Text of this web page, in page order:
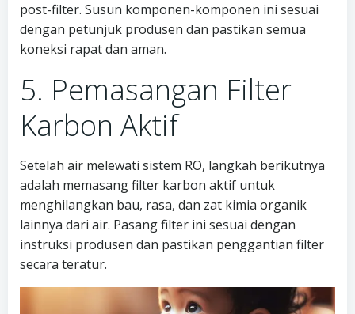
post-filter. Susun komponen-komponen ini sesuai
dengan petunjuk produsen dan pastikan semua
koneksi rapat dan aman.
5. Pemasangan Filter
Karbon Aktif
Setelah air melewati sistem RO, langkah berikutnya
adalah memasang filter karbon aktif untuk
menghilangkan bau, rasa, dan zat kimia organik
lainnya dari air. Pasang filter ini sesuai dengan
instruksi produsen dan pastikan penggantian filter
secara teratur.